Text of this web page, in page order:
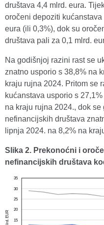
društava 4,4 mlrd. eura.
oročeni depoziti
eura (ili 0,3%), dok su
društava pali za 0,1 mlrd.
Na godišnjoj razini rast se
znatno usporio s 38,8% na
kraju rujna 2024. Pritom se
kućanstava usporio s
na kraju rujna 2024., dok
nefinancijskih društava
lipnja 2024. na 8,2% na
Slika 2. Prekonoćni i
nefinancijskih društava